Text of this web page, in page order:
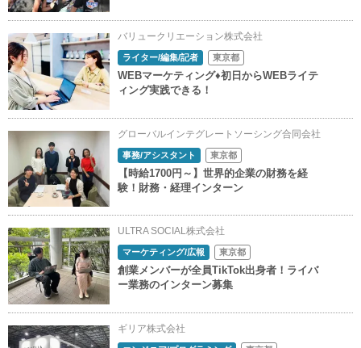
バリュークリエーション株式会社
ライター/編集/記者 東京都
WEBマーケティング♦初日からWEBライテ
ィング実践できる！
グローバルインテグレートソーシング合同会社
事務/アシスタント 東京都
【時給1700円～】世界的企業の財務を経
験！財務・経理インターン
ULTRA SOCIAL株式会社
マーケティング/広報 東京都
創業メンバーが全員TikTok出身者！ライバ
ー業務のインターン募集
ギリア株式会社